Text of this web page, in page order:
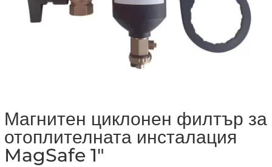
Магнитен циклонен филтър за
отоплителната инсталация
MagSafe 1″